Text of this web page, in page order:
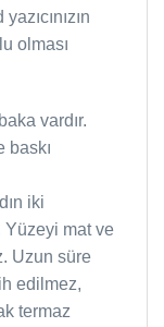
olması
vardır.
baskı
iki
Yüzeyi mat ve
Uzun süre
edilmez,
termaz